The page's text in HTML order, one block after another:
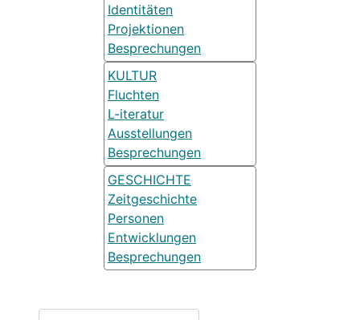
Identitäten
Projektionen
Besprechungen
KULTUR
Fluchten
L-iteratur
Ausstellungen
Besprechungen
GESCHICHTE
Zeitgeschichte
Personen
Entwicklungen
Besprechungen